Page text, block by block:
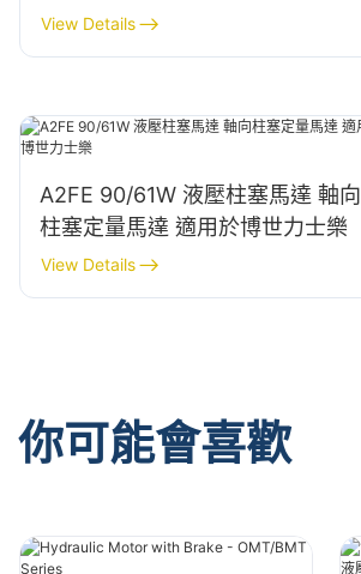
View Details
A2FE 90/61W 液壓柱塞馬達 軸向
柱塞定量馬達 適用於博世力士樂
View Details
你可能會喜歡